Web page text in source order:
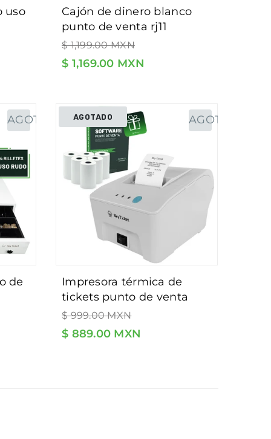
-
cajón de dinero blanco
punto de venta rj11
apertura automática,
compartimientos de 8
monedas y 4 billetes.
$ 1,199.00 MXN
$ 1,169.00 MXN
Precio
habitual
AGOTADO AGOTADO AGOTADO
impresora térmica de
tickets punto de venta
58mm portátil blanca y
usb - incluye 5 rollos y
software de regalo.
$ 999.00 MXN
$ 889.00 MXN
Precio
habitual